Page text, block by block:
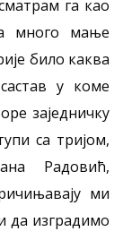
га као
много мање
било каква
у коме
заједничку
са тријом,
Радовић,
ми
да изградимо